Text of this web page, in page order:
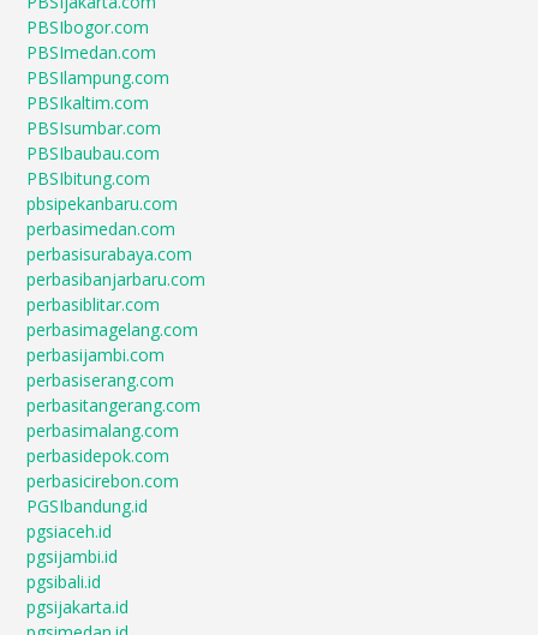
PBSIbogor.com
PBSImedan.com
PBSIlampung.com
PBSIkaltim.com
PBSIsumbar.com
PBSIbaubau.com
PBSIbitung.com
pbsipekanbaru.com
perbasimedan.com
perbasisurabaya.com
perbasibanjarbaru.com
perbasiblitar.com
perbasimagelang.com
perbasijambi.com
perbasiserang.com
perbasitangerang.com
perbasimalang.com
perbasidepok.com
perbasicirebon.com
PGSIbandung.id
pgsiaceh.id
pgsijambi.id
pgsibali.id
pgsijakarta.id